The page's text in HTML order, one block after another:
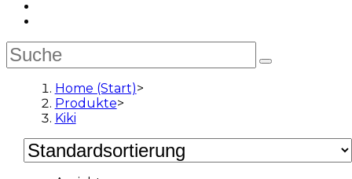
Home (Start)>
Produkte>
Kiki